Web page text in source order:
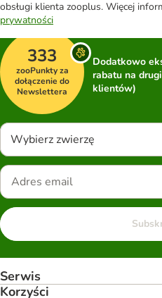
obsługi klienta zooplus. Więcej
prywatności
333
zooPunkty za
dołączenie do
Newslettera
Dodatkowo
rabatu na
klientów)
Wybierz zwierzę
Serwis
Korzyści